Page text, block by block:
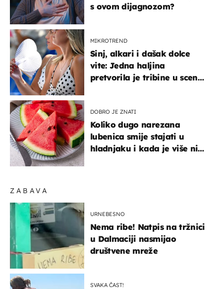
ZABAVA
URNEBESNO
Nema ribe! Natpis na tržnici
u Dalmaciji nasmijao
društvene mreže
SVAKA ČAST!
s ovom dijagnozom?
MIKROTREND
Sinj, alkari i dašak dolce
vite: Jedna haljina
pretvorila je tribine u scenu
DOBRO JE ZNATI
Koliko dugo narezana
lubenica smije stajati u
hladnjaku i kada je više nije